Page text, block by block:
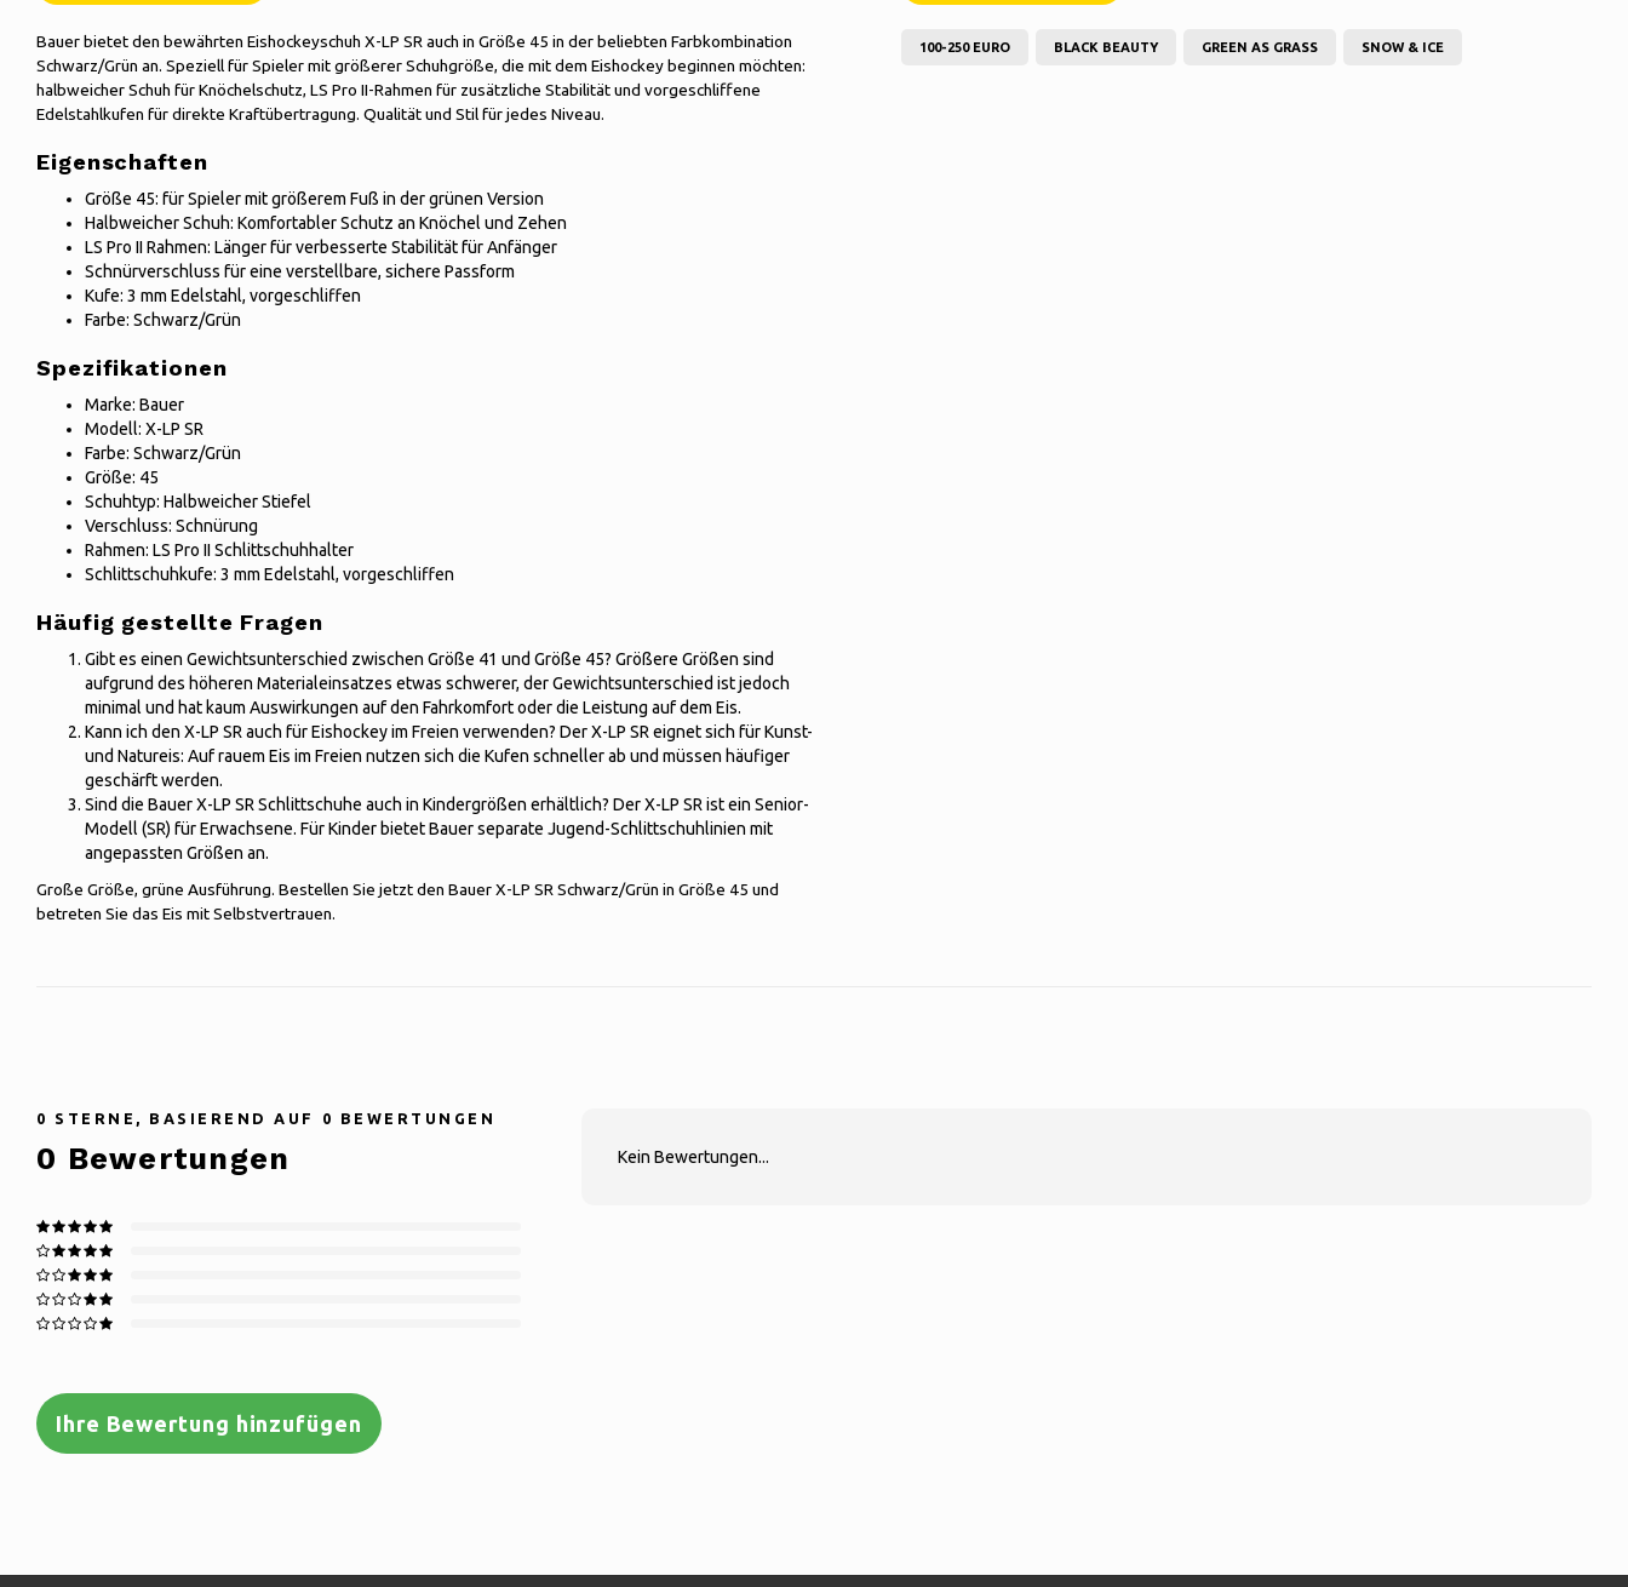
Bauer bietet den bewährten Eishockeyschuh X-LP SR auch in Größe 45 in der beliebten Farbkombination
Schwarz/Grün an. Speziell für Spieler mit größerer Schuhgröße, die mit dem Eishockey beginnen möchten:
halbweicher Schuh für Knöchelschutz, LS Pro II-Rahmen für zusätzliche Stabilität und vorgeschliffene
Edelstahlkufen für direkte Kraftübertragung. Qualität und Stil für jedes Niveau.
Eigenschaften
Größe 45: für Spieler mit größerem Fuß in der grünen Version
Halbweicher Schuh: Komfortabler Schutz an Knöchel und Zehen
LS Pro II Rahmen: Länger für verbesserte Stabilität für Anfänger
Schnürverschluss für eine verstellbare, sichere Passform
Kufe: 3 mm Edelstahl, vorgeschliffen
Farbe: Schwarz/Grün
Spezifikationen
Marke: Bauer
Modell: X-LP SR
Farbe: Schwarz/Grün
Größe: 45
Schuhtyp: Halbweicher Stiefel
Verschluss: Schnürung
Rahmen: LS Pro II Schlittschuhhalter
Schlittschuhkufe: 3 mm Edelstahl, vorgeschliffen
Häufig gestellte Fragen
Gibt es einen Gewichtsunterschied zwischen Größe 41 und Größe 45? Größere Größen sind
aufgrund des höheren Materialeinsatzes etwas schwerer, der Gewichtsunterschied ist jedoch
minimal und hat kaum Auswirkungen auf den Fahrkomfort oder die Leistung auf dem Eis.
Kann ich den X-LP SR auch für Eishockey im Freien verwenden? Der X-LP SR eignet sich für Kunst-
und Natureis: Auf rauem Eis im Freien nutzen sich die Kufen schneller ab und müssen häufiger
geschärft werden.
Sind die Bauer X-LP SR Schlittschuhe auch in Kindergrößen erhältlich? Der X-LP SR ist ein Senior-
Modell (SR) für Erwachsene. Für Kinder bietet Bauer separate Jugend-Schlittschuhlinien mit
angepassten Größen an.
Große Größe, grüne Ausführung. Bestellen Sie jetzt den Bauer X-LP SR Schwarz/Grün in Größe 45 und
betreten Sie das Eis mit Selbstvertrauen.
100-250 EURO BLACK BEAUTY GREEN AS GRASS SNOW & ICE
0 STERNE, BASIEREND AUF 0 BEWERTUNGEN
0 Bewertungen
Ihre Bewertung hinzufügen
Kein Bewertungen...